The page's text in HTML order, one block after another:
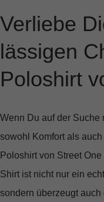
Verliebe
lässigen
Poloshirt
Wenn Du auf der
sowohl Komfort als
Poloshirt von Street One
Shirt ist nicht nur ein
sondern überzeugt